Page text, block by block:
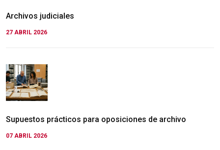
Archivos judiciales
27 ABRIL 2026
Supuestos prácticos para oposiciones de archivo
07 ABRIL 2026